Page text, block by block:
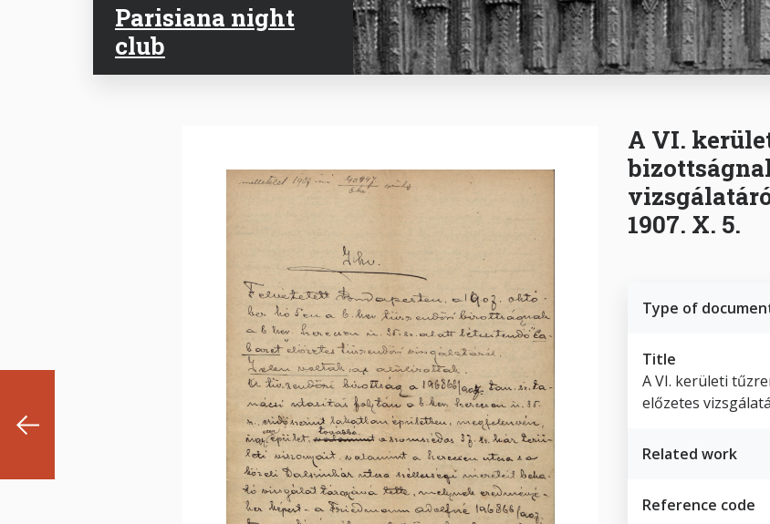
Parisiana night
club
A VI.
1907. X. 5.
Type of
Title
A VI. kerületi
előzetes
Related work
Reference code